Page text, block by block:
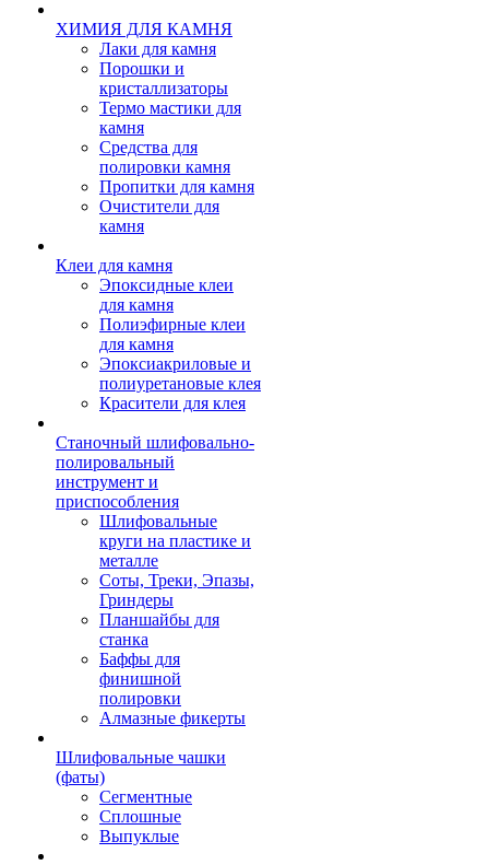
ХИМИЯ ДЛЯ КАМНЯ
Лаки для камня
Порошки и
кристаллизаторы
Термо мастики для
камня
Средства для
полировки камня
Пропитки для камня
Очистители для
камня
Клеи для камня
Эпоксидные клеи
для камня
Полиэфирные клеи
для камня
Эпоксиакриловые и
полиуретановые клея
Красители для клея
Станочный шлифовально-
полировальный
инструмент и
приспособления
Шлифовальные
круги на пластике и
металле
Соты, Треки, Эпазы,
Гриндеры
Планшайбы для
станка
Баффы для
финишной
полировки
Алмазные фикерты
Шлифовальные чашки
(фаты)
Сегментные
Сплошные
Выпуклые